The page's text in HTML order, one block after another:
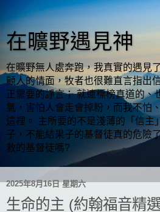
在曠野遇見神
在曠野無人處奔跑，我真實的遇見
顧人的情面，牧者也很難直言指出
正需要的諍言； 就連標榜真道的、
氣，害怕人會走會掉粉，而我不怕
這裡。 主所要的不是淺薄的「信主
子，不能結果子的基督徒真的危險
救的基督徒嗎?
2025年8月16日 星期六
生命的主 (約翰福音精